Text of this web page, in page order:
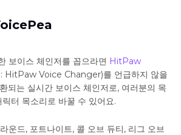
보이스 체인저를 꼽으라면 HitPaw
: HitPaw Voice Changer)를 언급하지 않을
되는 실시간 보이스 체인저로, 여러분의 목
터 목소리로 바꿀 수 있어요.
운드, 포트나이트, 콜 오브 듀티, 리그 오브